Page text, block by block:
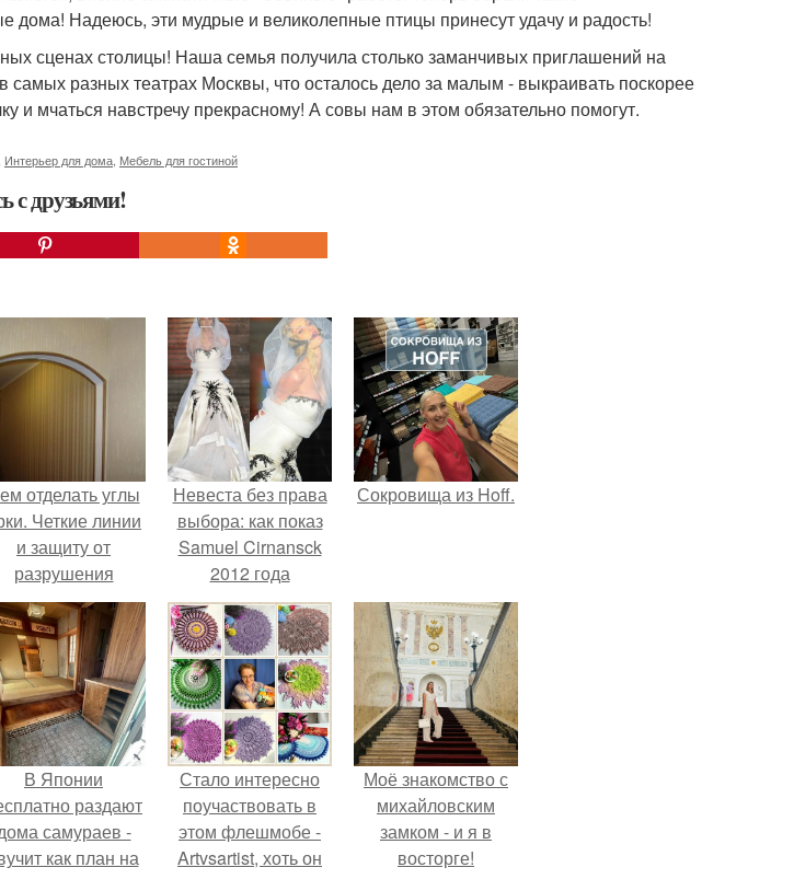
дома! Надеюсь, эти мудрые и великолепные птицы принесут удачу и радость!
сценах столицы! Наша семья получила столько заманчивых приглашений на
самых разных театрах Москвы, что осталось дело за малым - выкраивать поскорее
и мчаться навстречу прекрасному! А совы нам в этом обязательно помогут.
Интерьер для дома Мебель для гостиной
с друзьями!
отделать углы
Четкие линии
и защиту от
разрушения
получаем
благодаря
окантовке
Невеста без права
выбора: как показ
Samuel Cirnansck
2012 года
превратил подиум
в манифест против
принуждения.
Сокровища из Hoff.
В Японии
раздают
самураев -
как план на
Стало интересно
поучаствовать в
этом флешмобе -
Artvsartist, хоть он
Моё знакомство с
михайловским
замком - и я в
восторге!